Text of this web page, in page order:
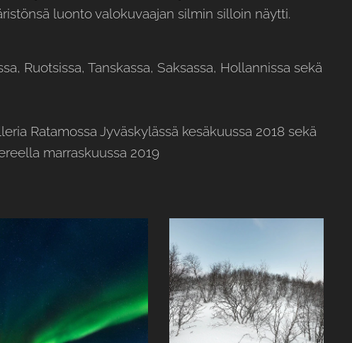
luonto valokuvaajan silmin silloin näytti.
Ruotsissa, Tanskassa, Saksassa, Hollannissa sekä
Ratamossa Jyväskylässä kesäkuussa 2018 sekä
marraskuussa 2019